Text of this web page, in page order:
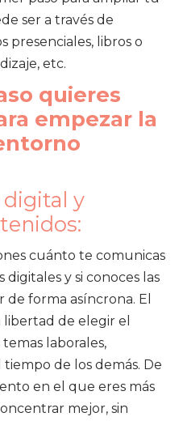
ser a través de
presenciales, libros o
etc.
quieres
empezar la
digital y
cuánto te comunicas
y si conoces las
forma asíncrona. El
de elegir el
laborales,
de los demás. De
en el que eres más
mejor, sin